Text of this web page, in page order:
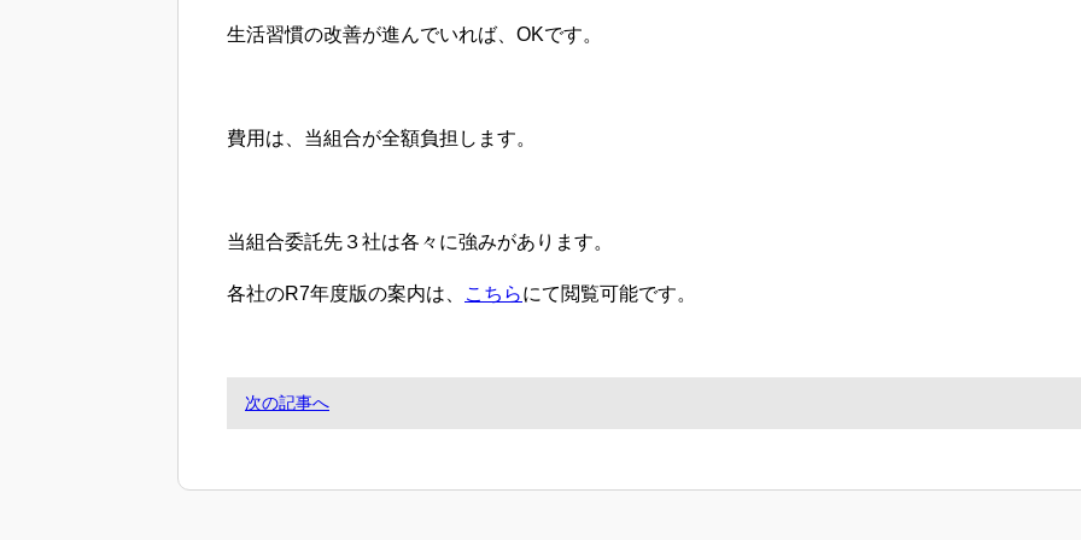
生活習慣の改善が進んでいれば、OKです。
費用は、当組合が全額負担します。
当組合委託先３社は各々に強みがあります。
各社のR7年度版の案内は、 こちらにて閲覧可能です。
次の記事へ